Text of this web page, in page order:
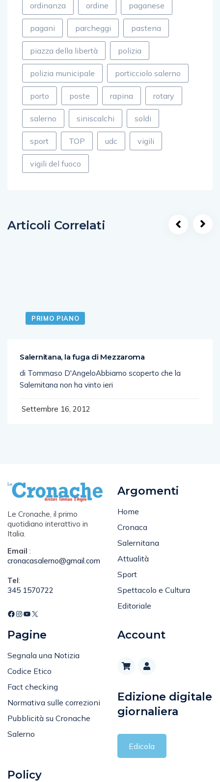
ordinanza ordine paganese
pagani parcheggi pastena
piazza della libertà polizia
polizia municipale porticciolo salerno
porto poste rapina rotary
salerno siniscalchi soldi
sport TOP udc vigili
vigili del fuoco
Articoli Correlati
PRIMO PIANO
Salernitana, la fuga di Mezzaroma
di Tommaso D'AngeloAbbiamo scoperto che la
Salernitana non ha vinto ieri
Settembre 16, 2012
Le Cronache, il primo
quotidiano interattivo in
Italia.
Email :
cronacasalerno@gmail.com
Tel:
345 1570722
Argomenti
Home
Cronaca
Salernitana
Attualità
Sport
Spettacolo e Cultura
Editoriale
Pagine
Segnala una Notizia
Codice Etico
Fact checking
Normativa sulle correzioni
Pubblicità su Cronache
Salerno
Account
Edizione digitale
giornaliera
Edicola
Policy